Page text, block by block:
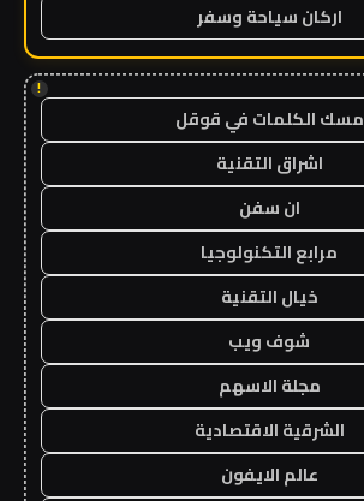
اركان سياحة وسفر
!
مسك الكلمات في قوقل
اشراق التقنية
ان سفن
مرابع التكنولوجيا
خيال التقنية
شوف ويب
مجلة الاسهم
الشرقية الاقتصادية
عالم الايفون